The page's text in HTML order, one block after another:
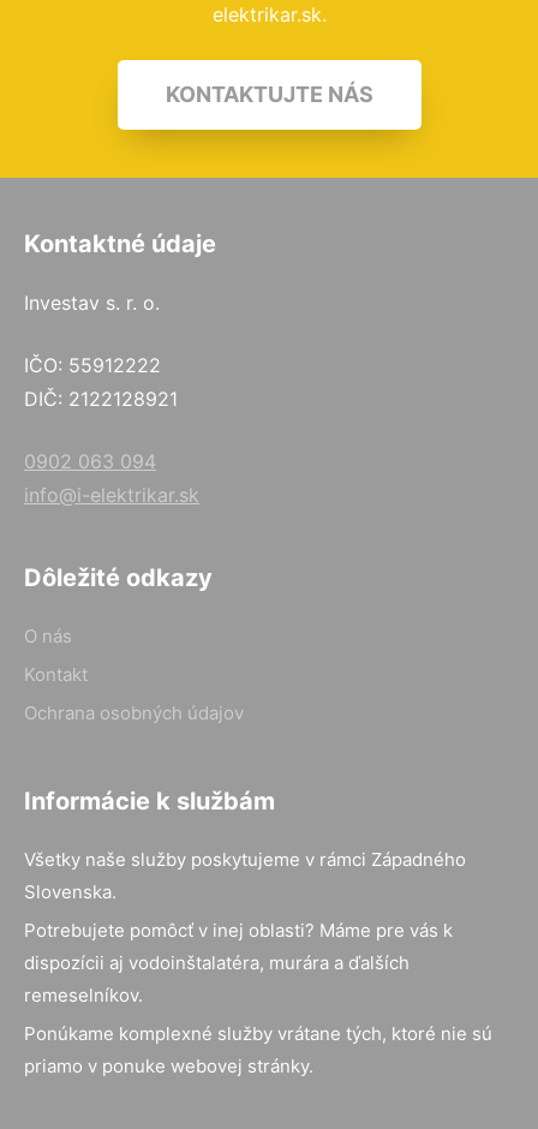
elektrikar.sk.
KONTAKTUJTE NÁS
Kontaktné údaje
Investav s. r. o.
IČO: 55912222
DIČ: 2122128921
0902 063 094
info@i-elektrikar.sk
Dôležité odkazy
O nás
Kontakt
Ochrana osobných údajov
Informácie k službám
Všetky naše služby poskytujeme v rámci Západného
Slovenska.
Potrebujete pomôcť v inej oblasti? Máme pre vás k
dispozícii aj vodoinštalatéra, murára a ďalších
remeselníkov.
Ponúkame komplexné služby vrátane tých, ktoré nie sú
priamo v ponuke webovej stránky.